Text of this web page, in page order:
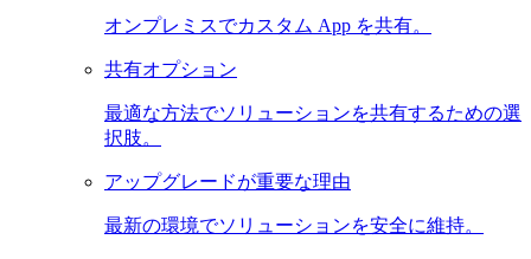
オンプレミスでカスタム App を共有。
共有オプション
最適な方法でソリューションを共有するための選
択肢。
アップグレードが重要な理由
最新の環境でソリューションを安全に維持。